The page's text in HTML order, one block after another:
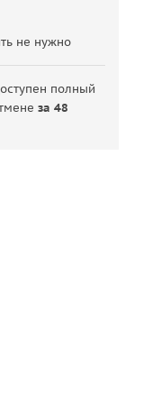
не нужно
полный
за 48